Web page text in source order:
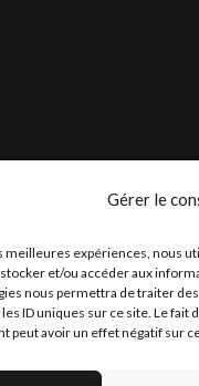
Gérer le
meilleures expériences, nous
et/ou accéder aux
nous permettra de traiter
ID uniques sur ce site. Le fait
peut avoir un effet négatif sur